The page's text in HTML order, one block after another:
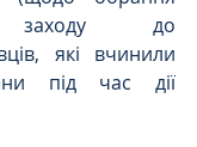
заходу до
які вчинили
під час дії